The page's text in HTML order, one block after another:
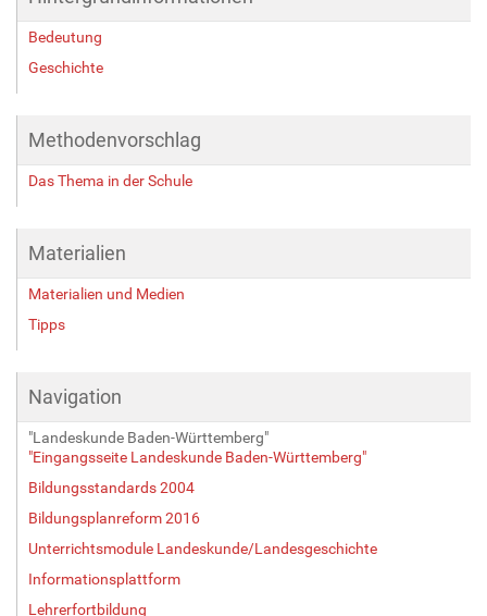
B
i
l
v
o
r
G
r
ö
…
Bedeutung
Geschichte
Methodenvorschlag
Das Thema in der Schule
Materialien
Materialien und Medien
Tipps
Navigation
"Landeskunde Baden-Württemberg"
"Eingangsseite Landeskunde Baden-Württemberg"
Bildungsstandards 2004
Bildungsplanreform 2016
Unterrichtsmodule Landeskunde/Landesgeschichte
Informationsplattform
Lehrerfortbildung